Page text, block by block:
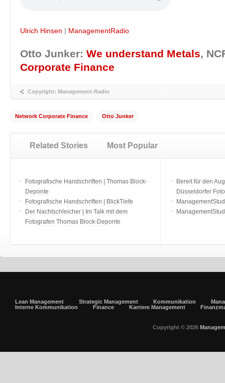
Ulrich Hinsen | ManagementRadio
Otto Junker: We understand Metals,
Corporate Finance
Copyright: Management-Radio
Network Corporate Finance Otto Junker
Related Stories Most Popular
Fotografische Handschriften | Thomas Block-
Deponte
Fotografische Handschriften | BlickTiefe
Der Nachtschleicher | Im Talk mit dem
Fotografen Thomas Block-Deponte
Bereit für den
Düsseldorfer
Lean Management Strategic Management Kommunikation
Interne Kommunikation
Finance Karriere Management
Copyright © 2026